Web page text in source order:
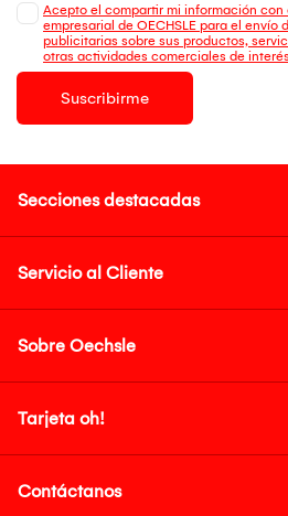
Acepto el compartir mi información con
empresarial de OECHSLE para el envío
publicitarias sobre sus productos,
otras actividades comerciales de
Suscribirme
Secciones destacadas
Servicio al Cliente
Sobre Oechsle
Tarjeta oh!
Contáctanos